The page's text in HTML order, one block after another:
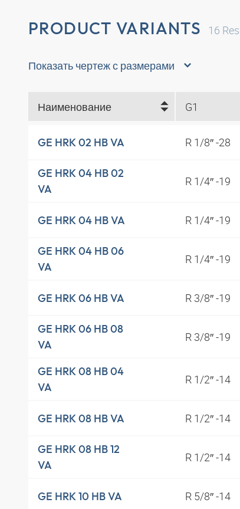
PRODUCT VARIANTS 16
Показать чертеж с размерами
Наименование G1
GE HRK 02 HB VA R 1/8″ -28
GE HRK 04 HB 02
VA
R 1/4″ -19
GE HRK 04 HB VA R 1/4″ -19
GE HRK 04 HB 06
VA
R 1/4″ -19
GE HRK 06 HB VA R 3/8″ -19
GE HRK 06 HB 08
VA
R 3/8″ -19
GE HRK 08 HB 04
VA
R 1/2″ -14
GE HRK 08 HB VA R 1/2″ -14
GE HRK 08 HB 12
VA
R 1/2″ -14
GE HRK 10 HB VA R 5/8″ -14